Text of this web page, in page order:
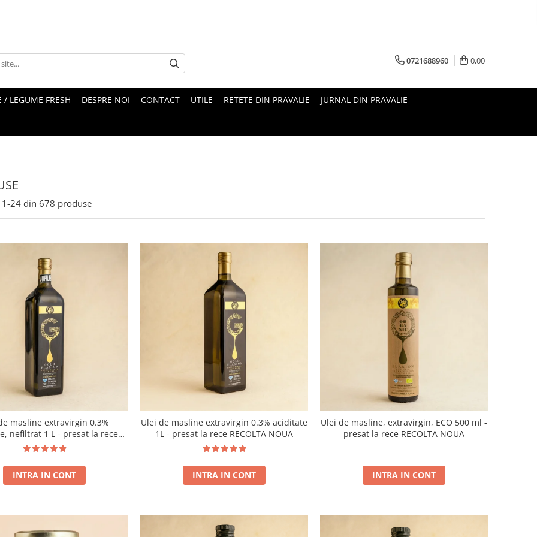
0721688960 0,00
/ LEGUME FRESH DESPRE NOI CONTACT UTILE RETETE DIN PRAVALIE JURNAL DIN PRAVALIE
1-24 din 678 produse
masline extravirgin 0.3%
nefiltrat 1 L - presat la rece
RECOLTA NOUA
INTRA IN CONT
Ulei de masline extravirgin 0.3% aciditate
1L - presat la rece RECOLTA NOUA
INTRA IN CONT
Ulei de masline, extravirgin, ECO 500 ml -
presat la rece RECOLTA NOUA
INTRA IN CONT